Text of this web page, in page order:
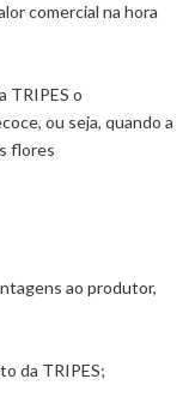
comercial na hora
TRIPES o
ou seja, quando a
flores
ao produtor,
da TRIPES;